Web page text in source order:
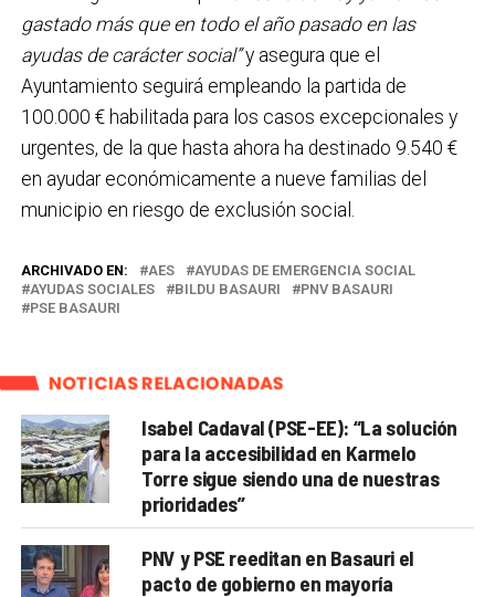
gastado más que en todo el año pasado en las
ayudas de carácter social”y asegura que el
Ayuntamiento seguirá empleando la partida de
100.000 € habilitada para los casos excepcionales y
urgentes, de la que hasta ahora ha destinado 9.540 €
en ayudar económicamente a nueve familias del
municipio en riesgo de exclusión social.
ARCHIVADO EN: AES
AYUDAS DE EMERGENCIA SOCIAL
AYUDAS SOCIALES
BILDU BASAURI
PNV BASAURI
PSE BASAURI
NOTICIAS RELACIONADAS
Isabel Cadaval (PSE-EE): “La solución
para la accesibilidad en Karmelo
Torre sigue siendo una de nuestras
prioridades”
PNV y PSE reeditan en Basauri el
pacto de gobierno en mayoría